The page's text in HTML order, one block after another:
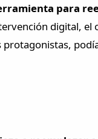
para
digital, el